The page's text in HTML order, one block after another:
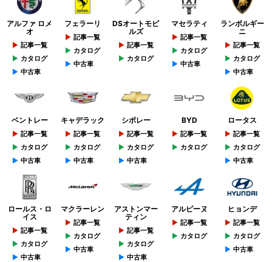
アルファ ロメ
オ
記事一覧
カタログ
中古車
フェラーリ
記事一覧
カタログ
中古車
DSオートモビ
ルズ
記事一覧
カタログ
マセラティ
記事一覧
カタログ
中古車
ランボルギー
ニ
記事一覧
カタログ
中古車
ベントレー
記事一覧
カタログ
中古車
キャデラック
記事一覧
カタログ
中古車
シボレー
記事一覧
カタログ
中古車
BYD
記事一覧
カタログ
ロータス
記事一覧
カタログ
中古車
ロールス・ロ
イス
記事一覧
カタログ
中古車
マクラーレン
記事一覧
カタログ
中古車
アストンマー
ティン
記事一覧
カタログ
中古車
アルピーヌ
記事一覧
カタログ
ヒョンデ
記事一覧
カタログ
中古車